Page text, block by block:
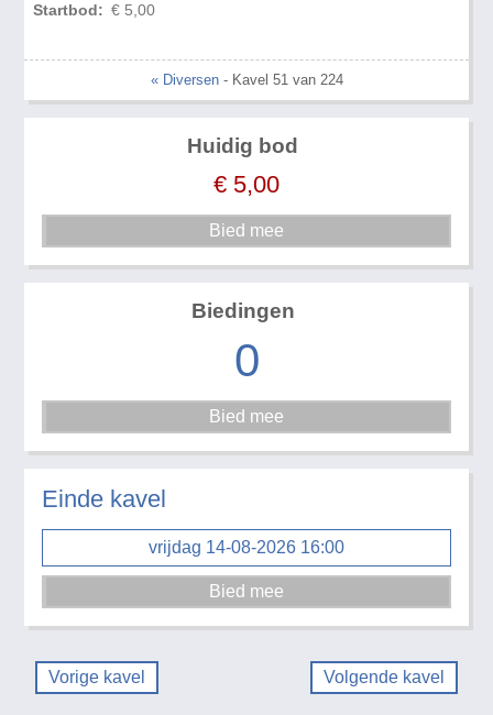
Startbod: € 5,00
« Diversen- Kavel 51 van 224
Huidig bod
€ 5,00
Biedingen
0
Einde kavel
vrijdag 14-08-2026 16:00
Vorige kavel Volgende kavel